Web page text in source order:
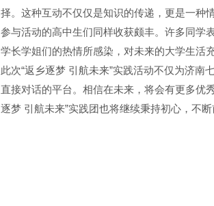
择。这种互动不仅仅是知识的传递，更是一种
参与活动的高中生们同样收获颇丰。许多同学
学长学姐们的热情所感染，对未来的大学生活
此次“返乡逐梦 引航未来”实践活动不仅为济
直接对话的平台。相信在未来，将会有更多优
逐梦 引航未来”实践团也将继续秉持初心，不